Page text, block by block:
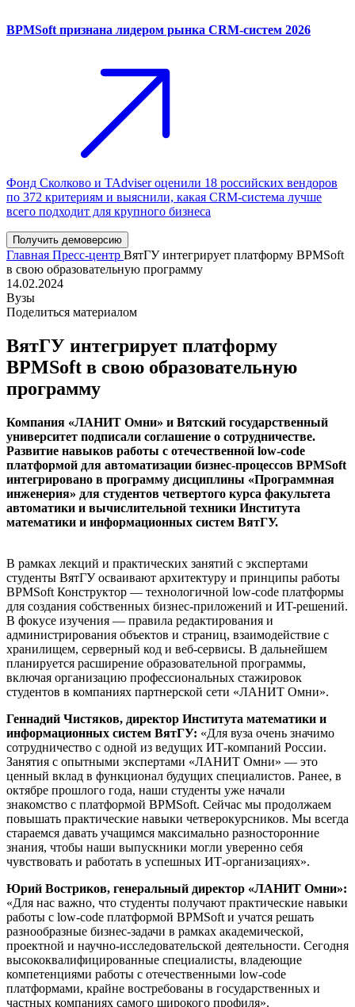
BPMSoft признана лидером рынка CRM-систем 2026
Фонд Сколково и TAdviser оценили 18 российских вендоров
по 372 критериям и выяснили, какая CRM-система лучше
всего подходит для крупного бизнеса
Получить демоверсию
Главная Пресс-центр ВятГУ интегрирует платформу BPMSoft
в свою образовательную программу
14.02.2024
Вузы
Поделиться материалом
ВятГУ интегрирует платформу
BPMSoft в свою образовательную
программу
Компания «ЛАНИТ Омни» и Вятский государственный
университет подписали соглашение о сотрудничестве.
Развитие навыков работы с отечественной low-code
платформой для автоматизации бизнес-процессов BPMSoft
интегрировано в программу дисциплины «Программная
инженерия» для студентов четвертого курса факультета
автоматики и вычислительной техники Института
математики и информационных систем ВятГУ.
В рамках лекций и практических занятий с экспертами
студенты ВятГУ осваивают архитектуру и принципы работы
BPMSoft Конструктор — технологичной low-code платформы
для создания собственных бизнес-приложений и ИT-решений.
В фокусе изучения — правила редактирования и
администрирования объектов и страниц, взаимодействие с
хранилищем, серверный код и веб-сервисы. В дальнейшем
планируется расширение образовательной программы,
включая организацию профессиональных стажировок
студентов в компаниях партнерской сети «ЛАНИТ Омни».
Геннадий Чистяков, директор Института математики и
информационных систем ВятГУ: «Для вуза очень значимо
сотрудничество с одной из ведущих ИТ-компаний России.
Занятия с опытными экспертами «ЛАНИТ Омни» — это
ценный вклад в функционал будущих специалистов. Ранее, в
октябре прошлого года, наши студенты уже начали
знакомство с платформой BPMSoft. Сейчас мы продолжаем
повышать практические навыки четверокурсников. Мы всегда
стараемся давать учащимся максимально разносторонние
знания, чтобы наши выпускники могли уверенно себя
чувствовать и работать в успешных ИТ-организациях».
Юрий Востриков, генеральный директор «ЛАНИТ Омни»:
«Для нас важно, что студенты получают практические навыки
работы с low-code платформой BPMSoft и учатся решать
разнообразные бизнес-задачи в рамках академической,
проектной и научно-исследовательской деятельности. Сегодня
высококвалифицированные специалисты, владеющие
компетенциями работы с отечественными low-code
платформами, крайне востребованы в государственных и
частных компаниях самого широкого профиля».